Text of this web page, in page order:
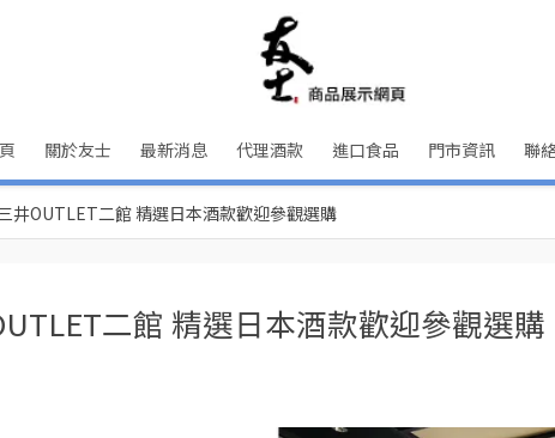
關於友士 最新消息 代理酒款 進口食品 門市資訊 聯
井OUTLET二館 精選日本酒款歡迎參觀選購
二館 精選日本酒款歡迎參觀選購